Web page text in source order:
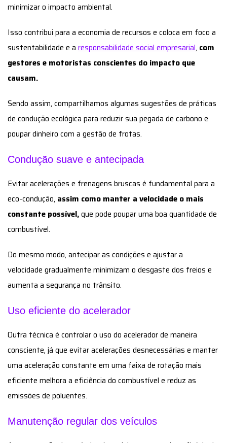
minimizar o impacto ambiental.
Isso contribui para a economia de recursos e coloca em foco a
sustentabilidade e a responsabilidade social empresarial, com
gestores e motoristas conscientes do impacto que
causam.
Sendo assim, compartilhamos algumas sugestões de práticas
de condução ecológica para reduzir sua pegada de carbono e
poupar dinheiro com a gestão de frotas.
Condução suave e antecipada
Evitar acelerações e frenagens bruscas é fundamental para a
eco-condução, assim como manter a velocidade o mais
constante possível,que pode poupar uma boa quantidade de
combustível.
Do mesmo modo, antecipar as condições e ajustar a
velocidade gradualmente minimizam o desgaste dos freios e
aumenta a segurança no trânsito.
Uso eficiente do acelerador
Outra técnica é controlar o uso do acelerador de maneira
consciente, já que evitar acelerações desnecessárias e manter
uma aceleração constante em uma faixa de rotação mais
eficiente melhora a eficiência do combustível e reduz as
emissões de poluentes.
Manutenção regular dos veículos